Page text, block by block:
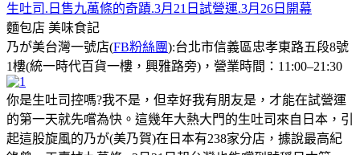
生吐司.日售九萬條的奇蹟.3月21日試營運.3月26日開幕
麵包店 美味食記
乃が美台灣一號店(FB粉絲團):台北市信義區忠孝東路五段8號
1樓(統一時代百貨一樓，興雅路旁)，營業時間：11:00–21:30
你是生吐司控嗎?我不是，但幸好我有朋友是，才能在試營運
的第一天就先嚐為快。這幾年大熱大門的生吐司來自日本，引
起這股旋風的乃が(美乃賀)在日本有238家分店，據說最高紀